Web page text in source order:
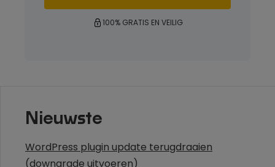
100% GRATIS EN VEILIG
Nieuwste
WordPress plugin update terugdraaien
(downgrade uitvoeren)